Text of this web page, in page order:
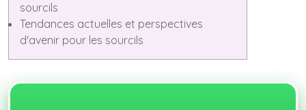
sourcils
Tendances actuelles et perspectives
d'avenir pour les sourcils